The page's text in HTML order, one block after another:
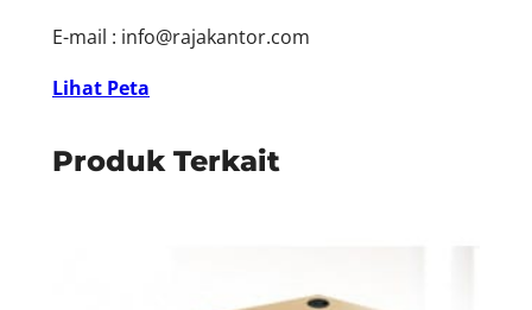
E-mail : info@rajakantor.com
Lihat Peta
Produk Terkait